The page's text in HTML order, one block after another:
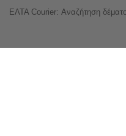
ΕΛΤΑ Courier: Αναζήτηση